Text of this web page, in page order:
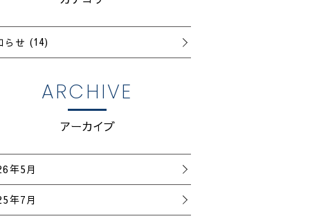
らせ (14)
ARCHIVE
アーカイブ
年5月
年7月